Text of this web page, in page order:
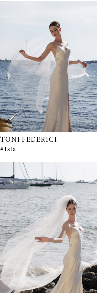
TONI FEDERICI
#Isla